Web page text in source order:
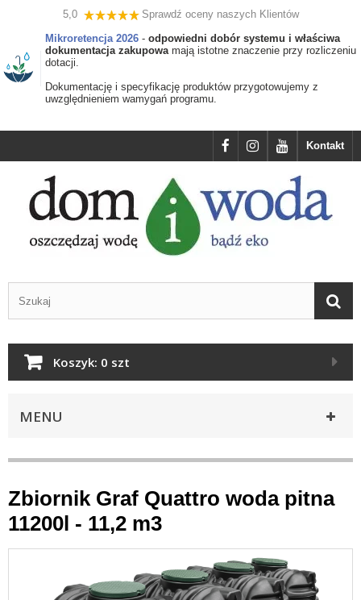
5,0
Sprawdź oceny naszych Klientów
Mikroretencja 2026 - odpowiedni dobór systemu i właściwa
dokumentacja zakupowamają istotne znaczenie przy rozliczeniu
dotacji.
Dokumentację i specyfikację produktów przygotowujemy z
uwzględnieniem wamygań programu.
Kontakt
Koszyk: 0 szt
MENU
Zbiornik Graf Quattro woda pitna
11200l - 11,2 m3